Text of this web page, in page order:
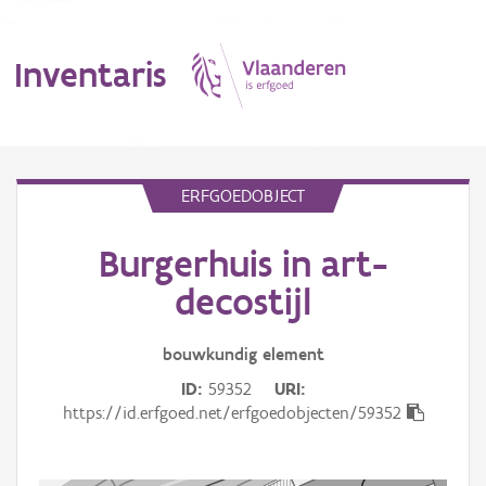
Inventaris
Erfgoedobject
ERFGOEDOBJECT
Burgerhuis in art-
decostijl
bouwkundig element
ID 59352
URI
https://id.erfgoed.net/erfgoedobjecten/59352